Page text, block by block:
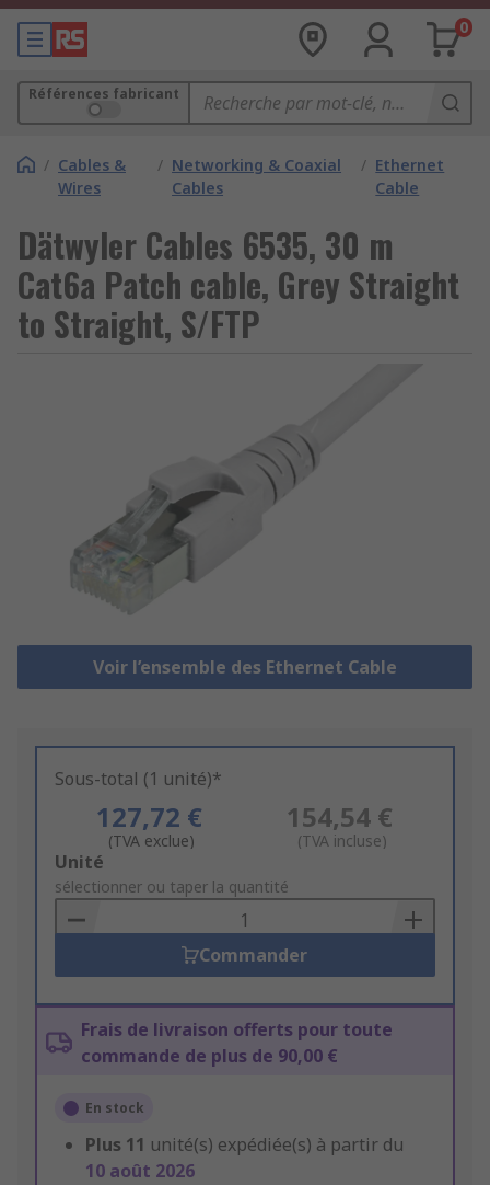
0
Références fabricant
/ Cables &
Wires
/ Networking & Coaxial
Cables
/ Ethernet
Cable
Dätwyler Cables 6535, 30 m
Cat6a Patch cable, Grey Straight
to Straight, S/FTP
Voir l’ensemble des Ethernet Cable
Sous-total (1 unité)*
127,72 €
(TVA exclue)
154,54 €
(TVA incluse)
Add
to
Basket
Unité
sélectionner ou taper la quantité
Commander
Frais de livraison offerts pour toute
commande de plus de 90,00 €
En stock
Plus 11 unité(s) expédiée(s) à partir du
10 août 2026